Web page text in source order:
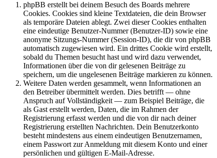
phpBB erstellt bei deinem Besuch des Boards mehrere
Cookies. Cookies sind kleine Textdateien, die dein Browser
als temporäre Dateien ablegt. Zwei dieser Cookies enthalten
eine eindeutige Benutzer-Nummer (Benutzer-ID) sowie eine
anonyme Sitzungs-Nummer (Session-ID), die dir von phpBB
automatisch zugewiesen wird. Ein drittes Cookie wird erstellt,
sobald du Themen besucht hast und wird dazu verwendet,
Informationen über die von dir gelesenen Beiträge zu
speichern, um die ungelesenen Beiträge markieren zu können.
Weitere Daten werden gesammelt, wenn Informationen an
den Betreiber übermittelt werden. Dies betrifft — ohne
Anspruch auf Vollständigkeit — zum Beispiel Beiträge, die
als Gast erstellt werden, Daten, die im Rahmen der
Registrierung erfasst werden und die von dir nach deiner
Registrierung erstellten Nachrichten. Dein Benutzerkonto
besteht mindestens aus einem eindeutigen Benutzernamen,
einem Passwort zur Anmeldung mit diesem Konto und einer
persönlichen und gültigen E-Mail-Adresse.